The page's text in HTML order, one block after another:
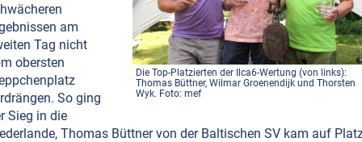
Die Top-Platzierten der Ilca6-Wertung (von links):
Thomas Büttner, Wilmar Groenendijk und Thorsten
Wyk. Foto: mef
am
Tag nicht
obersten
So ging
Sieg in die
Thomas Büttner von der Baltischen SV kam auf